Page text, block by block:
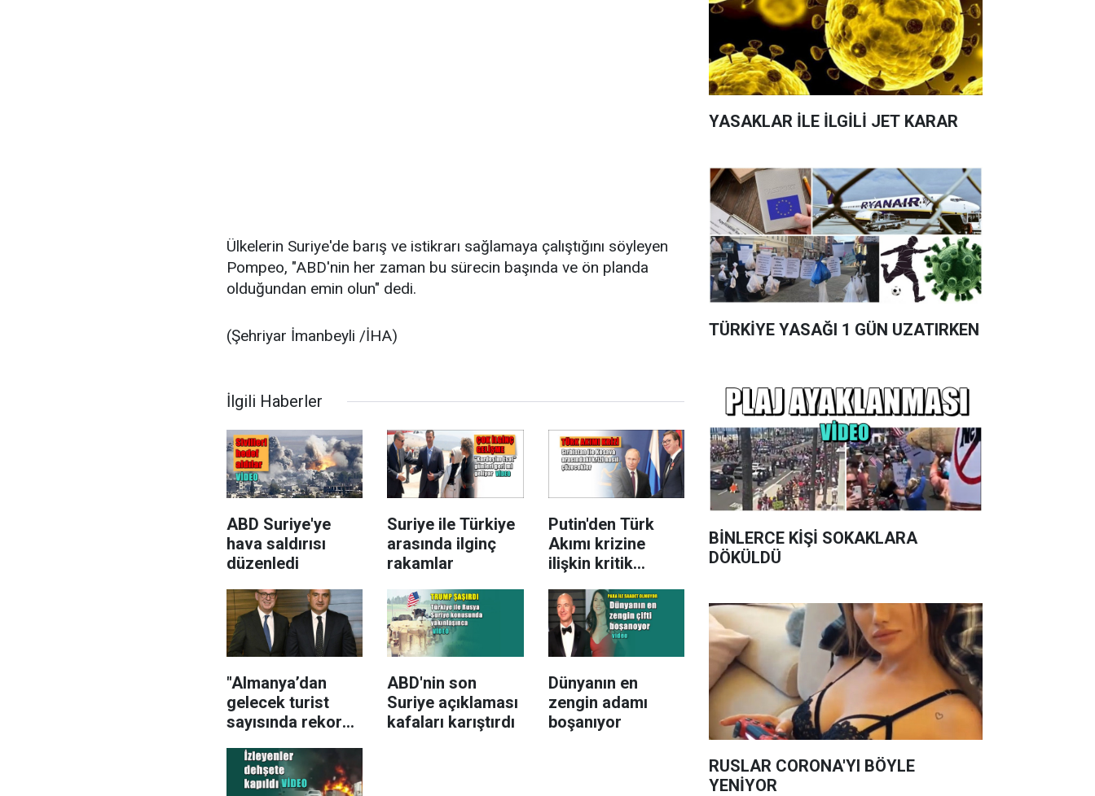
Ülkelerin Suriye'de barış ve istikrarı sağlamaya çalıştığını söyleyen
Pompeo, "ABD'nin her zaman bu sürecin başında ve ön planda
olduğundan emin olun" dedi.
(Şehriyar İmanbeyli /İHA)
İlgili Haberler
ABD Suriye'ye
hava saldırısı
düzenledi
Suriye ile Türkiye
arasında ilginç
rakamlar
Putin'den Türk
Akımı krizine
ilişkin kritik
"Almanya’dan
gelecek turist
sayısında rekor
ABD'nin son
Suriye açıklaması
kafaları karıştırdı
Dünyanın en
zengin adamı
boşanıyor
YASAKLAR İLE İLGİLİ JET KARAR
TÜRKİYE YASAĞI 1 GÜN UZATIRKEN
BİNLERCE KİŞİ SOKAKLARA
DÖKÜLDÜ
RUSLAR CORONA'YI BÖYLE
YENİYOR